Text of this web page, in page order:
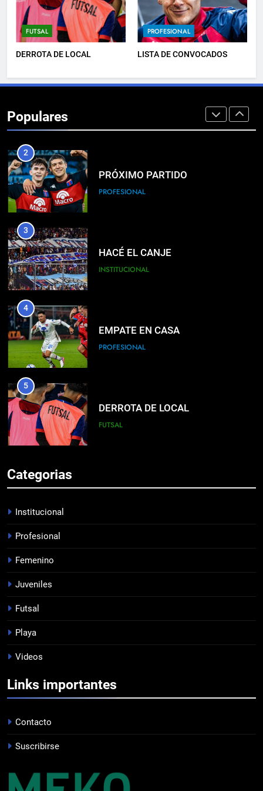
FUTSAL
DERROTA DE LOCAL
PROFESIONAL
LISTA DE CONVOCADOS
Populares
PRÓXIMO PARTIDO
FEMENINO
3
HACÉ EL CANJE
INSTITUCIONAL
4
EMPATE EN CASA
PROFESIONAL
5
DERROTA DE LOCAL
FUTSAL
6
LISTA DE CONVOCADOS
PROFESIONAL
EMPATÓ LA RESERVA
8
1
2
PROFESIONAL
Categorias
Institucional
Profesional
Femenino
Juveniles
Futsal
Playa
Videos
Links importantes
Contacto
Suscribirse